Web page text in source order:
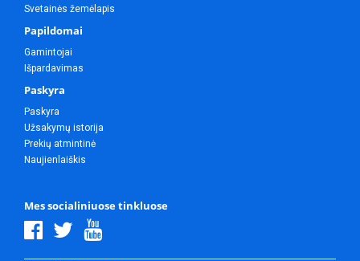
Svetainės žemėlapis
Papildomai
Gamintojai
Išpardavimas
Paskyra
Paskyra
Užsakymų istorija
Prekių atmintinė
Naujienlaiškis
Mes socialiniuose tinkluose